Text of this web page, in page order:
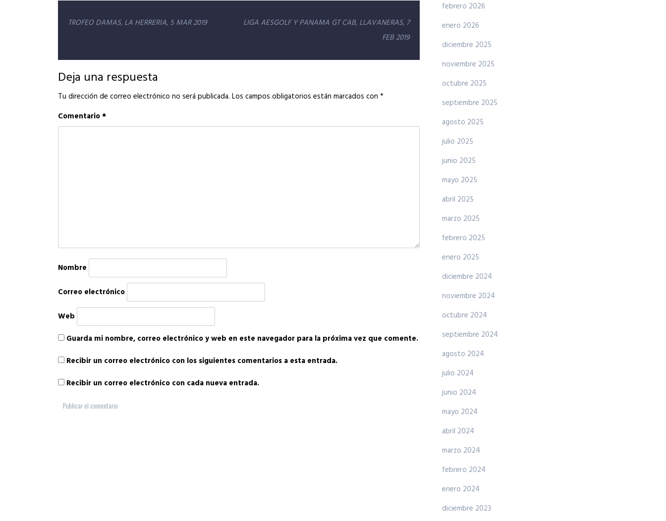
Navegación
entradas
TROFEO DAMAS, LA HERRERIA, 5 MAR 2019
LIGA AESGOLF Y PANAMA GT CAB, LLAVANERAS, 7
FEB 2019
Deja una respuesta
Tu dirección de correo electrónico no será publicada. Los campos obligatorios están marcados con *
Comentario*
Nombre
Correo electrónico
Web
Guarda mi nombre, correo electrónico y web en este navegador para la próxima vez que comente.
Recibir un correo electrónico con los siguientes comentarios a esta entrada.
Recibir un correo electrónico con cada nueva entrada.
febrero 2026
enero 2026
diciembre 2025
noviembre 2025
octubre 2025
septiembre 2025
agosto 2025
julio 2025
junio 2025
mayo 2025
abril 2025
marzo 2025
febrero 2025
enero 2025
diciembre 2024
noviembre 2024
octubre 2024
septiembre 2024
agosto 2024
julio 2024
junio 2024
mayo 2024
abril 2024
marzo 2024
febrero 2024
enero 2024
diciembre 2023